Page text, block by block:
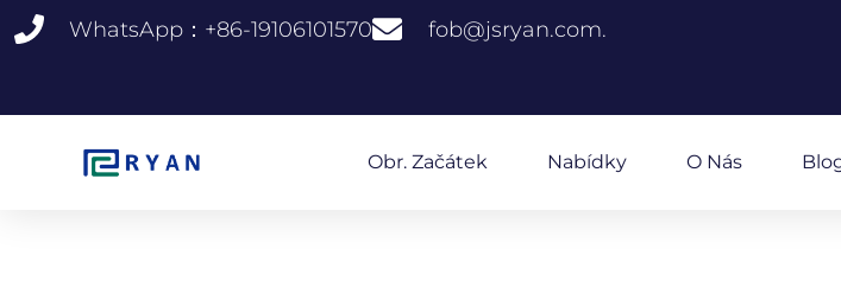
Přeskočit
na
WhatsApp：+86-19106101570 fob@jsryan.com.
Obr. Začátek Nabídky O Nás